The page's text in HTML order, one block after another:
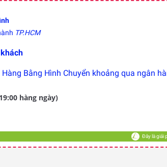
TP.HCM
Bằng Hình Chuyển khoảng qua ngân
hàng ngày)
Đây là giải